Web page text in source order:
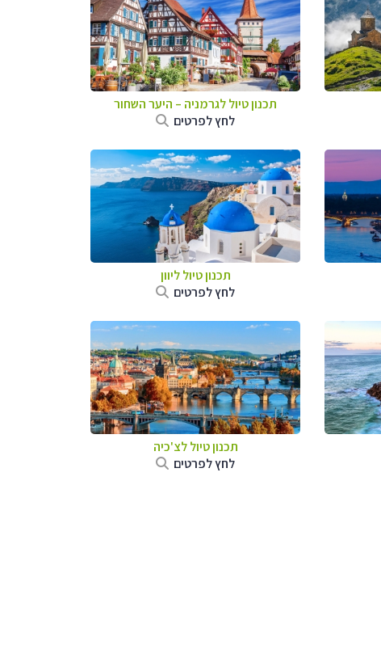
תכנון טיול לגרמניה – היער השחור
לחץ לפרטים
תכנון טיול ליוון
לחץ לפרטים
תכנון טיול לצ'כיה
לחץ לפרטים